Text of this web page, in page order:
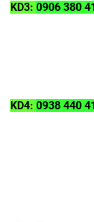
KD3: 0906 380
KD4: 0938 440